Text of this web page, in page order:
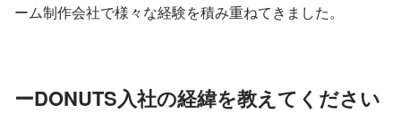
ーム制作会社で様々な経験を積み重ねてきました。
ーDONUTS入社の経緯を教えてください